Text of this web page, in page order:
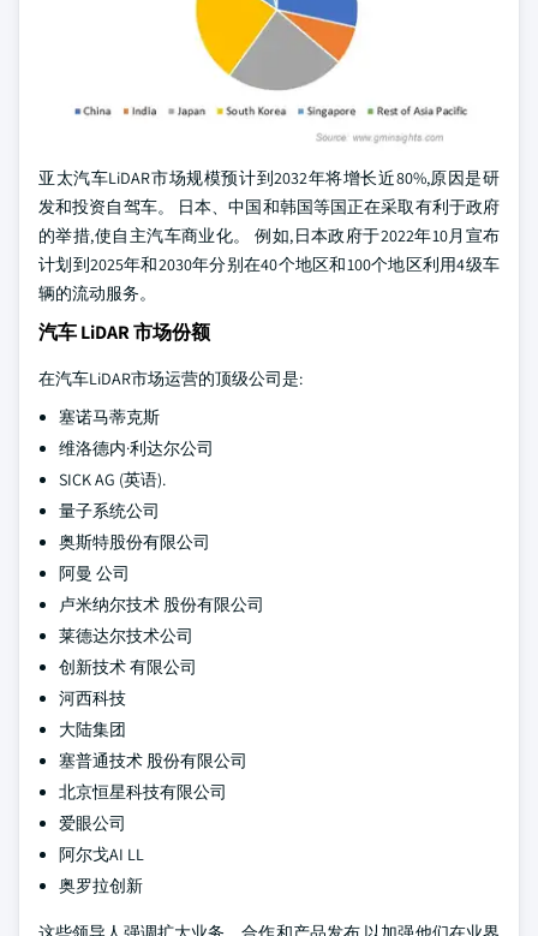
亚太汽车LiDAR市场规模预计到2032年将增长近80%,原因是研
发和投资自驾车。 日本、中国和韩国等国正在采取有利于政府
的举措,使自主汽车商业化。 例如,日本政府于2022年10月宣布
计划到2025年和2030年分别在40个地区和100个地区利用4级车
辆的流动服务。
汽车 LiDAR 市场份额
在汽车LiDAR市场运营的顶级公司是:
塞诺马蒂克斯
维洛德内·利达尔公司
SICK AG (英语).
量子系统公司
奥斯特股份有限公司
阿曼 公司
卢米纳尔技术 股份有限公司
莱德达尔技术公司
创新技术 有限公司
河西科技
大陆集团
塞普通技术 股份有限公司
北京恒星科技有限公司
爱眼公司
阿尔戈AI LL
奥罗拉创新